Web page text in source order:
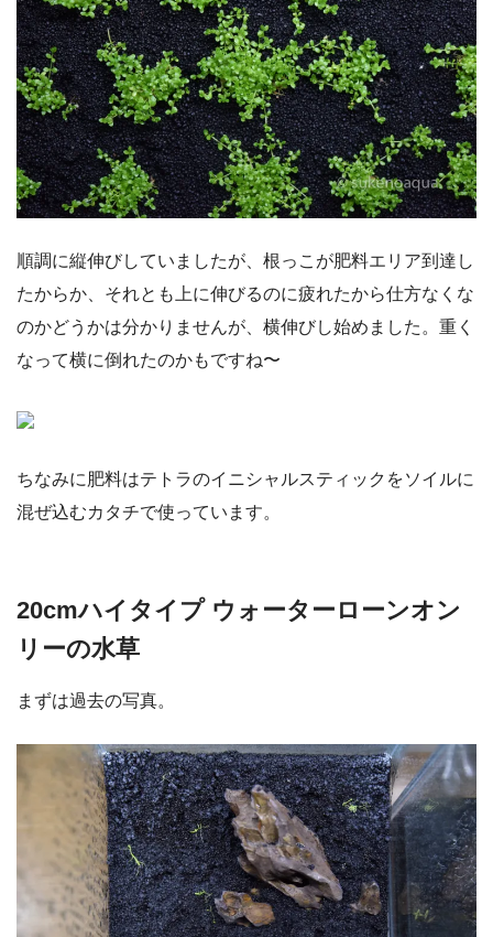
順調に縦伸びしていましたが、根っこが肥料エリア到達し
たからか、それとも上に伸びるのに疲れたから仕方なくな
のかどうかは分かりませんが、横伸びし始めました。重く
なって横に倒れたのかもですね〜
ちなみに肥料はテトラのイニシャルスティックをソイルに
混ぜ込むカタチで使っています。
20cmハイタイプ ウォーターローンオン
リーの水草
まずは過去の写真。